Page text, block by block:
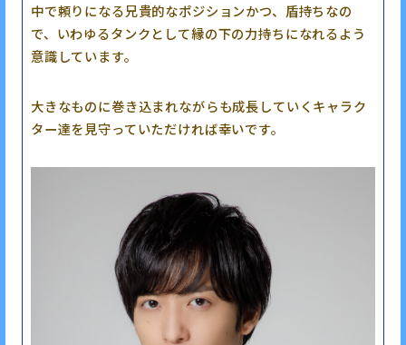
中で頼りになる兄貴的なポジションかつ、盾持ちなの
で、いわゆるタンクとして縁の下の力持ちになれるよう
意識しています。
大きなものに巻き込まれながらも成長していくキャラク
ター達を見守っていただければ幸いです。